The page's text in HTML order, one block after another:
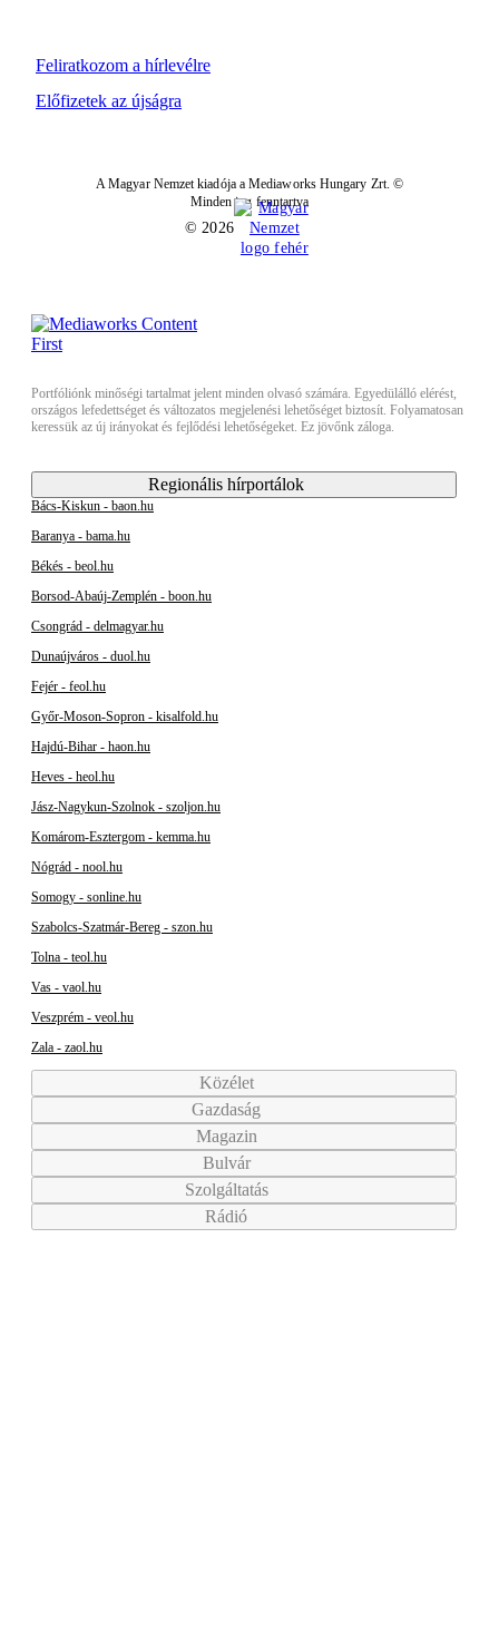
Feliratkozom a hírlevélre
Előfizetek az újságra
A Magyar Nemzet kiadója a Mediaworks Hungary Zrt. ©
Minden jog fenntartva
© 2026
Portfóliónk minőségi tartalmat jelent minden olvasó számára. Egyedülálló elérést,
országos lefedettséget és változatos megjelenési lehetőséget biztosít. Folyamatosan
keressük az új irányokat és fejlődési lehetőségeket. Ez jövőnk záloga.
Regionális hírportálok
Bács-Kiskun - baon.hu
Baranya - bama.hu
Békés - beol.hu
Borsod-Abaúj-Zemplén - boon.hu
Csongrád - delmagyar.hu
Dunaújváros - duol.hu
Fejér - feol.hu
Győr-Moson-Sopron - kisalfold.hu
Hajdú-Bihar - haon.hu
Heves - heol.hu
Jász-Nagykun-Szolnok - szoljon.hu
Komárom-Esztergom - kemma.hu
Nógrád - nool.hu
Somogy - sonline.hu
Szabolcs-Szatmár-Bereg - szon.hu
Tolna - teol.hu
Vas - vaol.hu
Veszprém - veol.hu
Zala - zaol.hu
Közélet
Gazdaság
Magazin
Bulvár
Szolgáltatás
Rádió